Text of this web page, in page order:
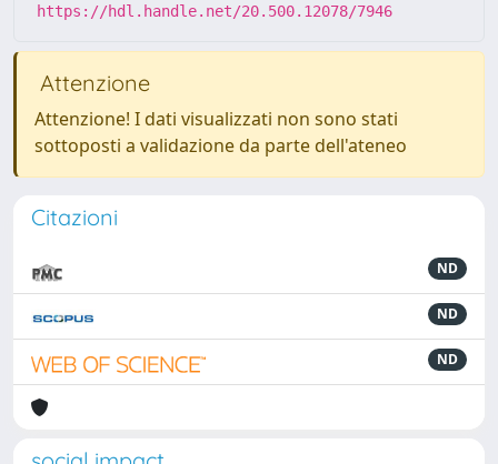
https://hdl.handle.net/20.500.12078/7946
Attenzione
Attenzione! I dati visualizzati non sono stati
sottoposti a validazione da parte dell'ateneo
Citazioni
ND
ND
ND